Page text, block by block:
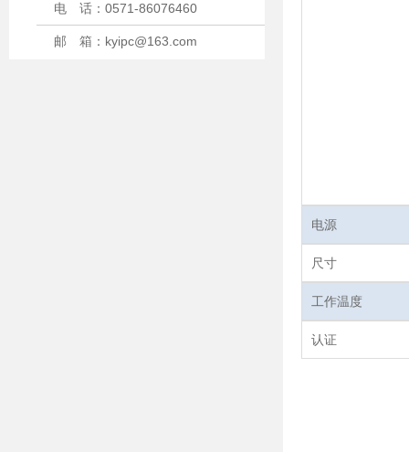
电 话：0571-86076460
邮 箱：kyipc@163.com
电源
尺寸
工作温度
认证